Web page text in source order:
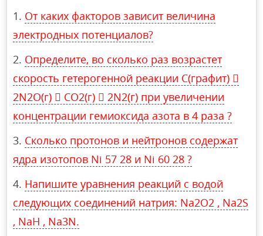
От каких факторов зависит величина
электродных потенциалов?
Определите, во сколько раз возрастет
скорость гетерогенной реакции С(графит) 
2N2О(г)  СO2(г)  2N2(г) при увеличении
концентрации гемиоксида азота в 4 раза ?
Сколько протонов и нейтронов содержат
ядра изотопов Ni 57 28 и Ni 60 28 ?
Напишите уравнения реакций с водой
следующих соединений натрия: Na2O2 , Na2S
, NaH , Na3N.